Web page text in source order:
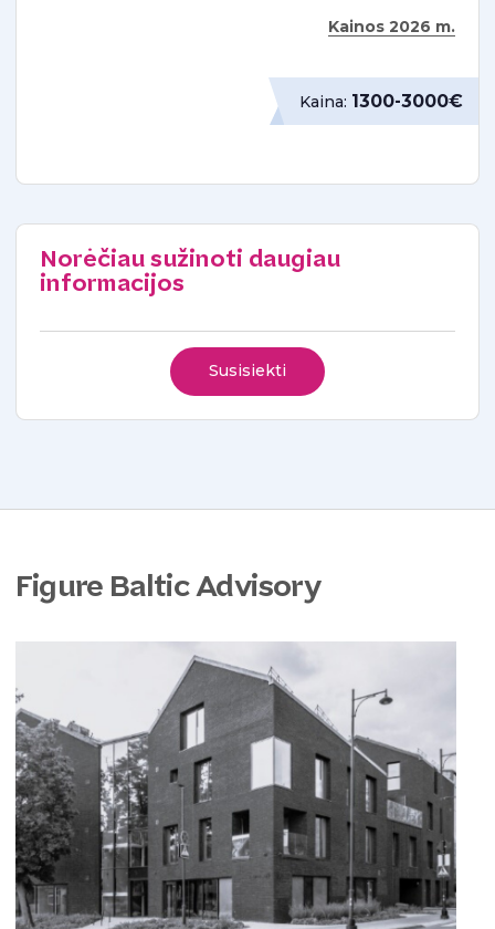
Kainos 2026 m.
Kaina: 1300-3000€
Norėčiau sužinoti daugiau
informacijos
Susisiekti
Figure Baltic Advisory